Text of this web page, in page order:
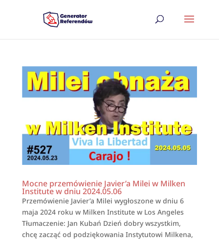
Mocne przemówienie Javier’a Milei w Milken
Institute w dniu 2024.05.06
Przemówienie Javier’a Milei wygłoszone w dniu 6
maja 2024 roku w Milken Institute w Los Angeles
Tłumaczenie: Jan Kubań Dzień dobry wszystkim,
chcę zacząć od podziękowania Instytutowi Milkena,